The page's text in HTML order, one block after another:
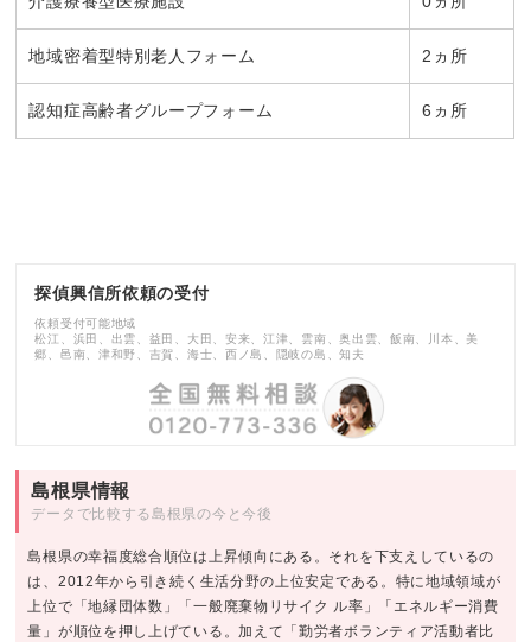
地域密着型特別老人フォーム 2ヵ所
認知症高齢者グループフォーム 6ヵ所
探偵興信所依頼の受付
依頼受付可能地域
松江、浜田、出雲、益田、大田、安来、江津、雲南、奥出雲、飯南、川本、美
郷、邑南、津和野、吉賀、海士、西ノ島、隠岐の島、知夫
島根県情報
データで比較する島根県の今と今後
島根県の幸福度総合順位は上昇傾向にある。それを下支えしているの
は、2012年から引き続く生活分野の上位安定である。特に地域領域が
上位で「地縁団体数」「一般廃棄物リサイク ル率」「エネルギー消費
量」が順位を押し上げている。加えて「勤労者ボランティア活動者比